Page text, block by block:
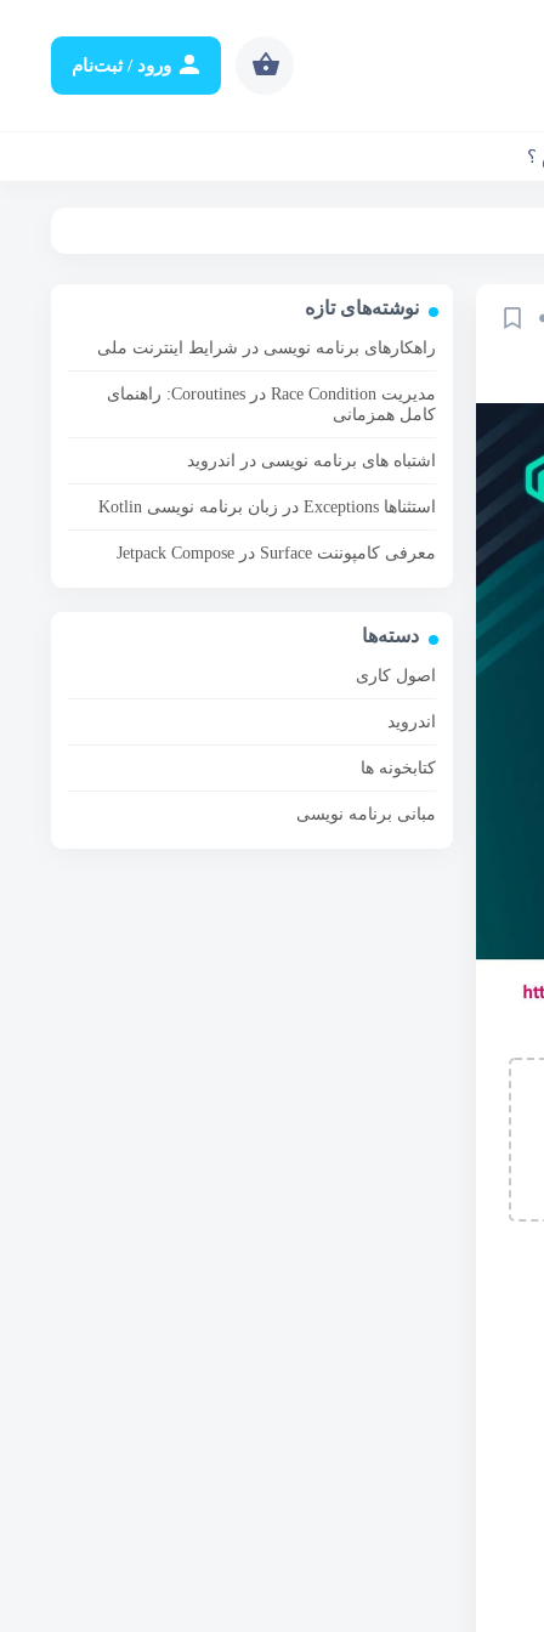
ورود / ثبت‌نام
؟
نوشته‌های تازه
راهکارهای برنامه نویسی در شرایط اینترنت ملی
مدیریت Race Condition در Coroutines: راهنمای
کامل همزمانی
اشتباه های برنامه نویسی در اندروید
استثناها Exceptions در زبان برنامه نویسی Kotlin
معرفی کامپوننت Surface در Jetpack Compose
دسته‌ها
اصول کاری
اندروید
کتابخونه ها
مبانی برنامه نویسی